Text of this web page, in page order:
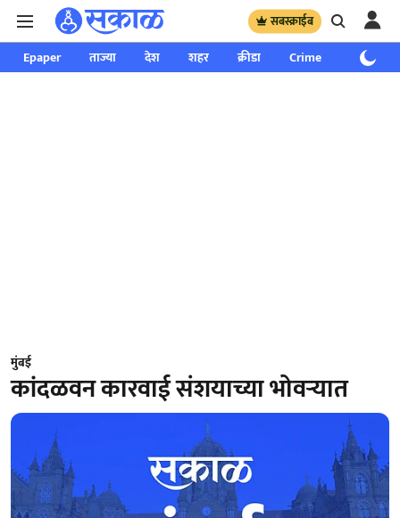
सबस्क्राईब
Epaper ताज्या देश शहर क्रीडा Crime साप्ताहिक
मुंबई
कांदळवन कारवाई संशयाच्या भोवऱ्यात